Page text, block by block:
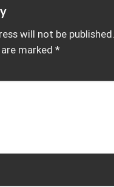
will not be published.
marked *